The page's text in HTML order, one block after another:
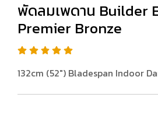
พัดลมเพดาน Builder
Premier Bronze
132cm (52") Bladespan Indoor